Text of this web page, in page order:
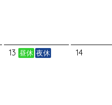
13 昼休 夜休 14